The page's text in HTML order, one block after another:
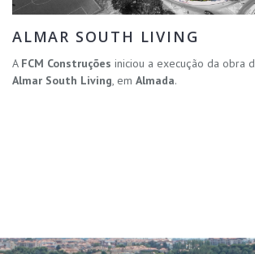
ALMAR SOUTH LIVING
A FCM Construções iniciou a execução da obra
Almar South Living, em Almada.